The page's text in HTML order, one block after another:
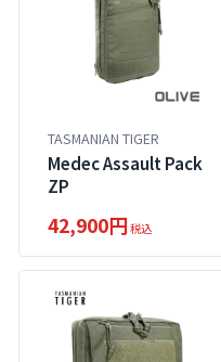
TASMANIAN TIGER
Medec Assault Pack
ZP
42,900円税込